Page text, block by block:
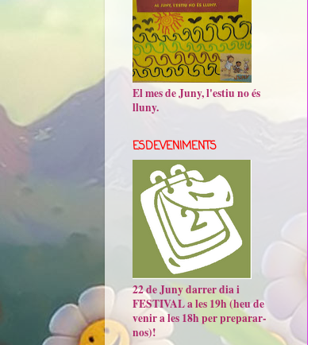
El mes de Juny, l'estiu no és
lluny.
ESDEVENIMENTS
22 de Juny darrer dia i
FESTIVAL a les 19h (heu de
venir a les 18h per preparar-
nos)!